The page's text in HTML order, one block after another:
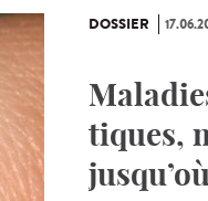
DOSSIER
tiques,